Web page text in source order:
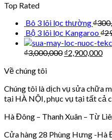
Top Rated
Bô 3 lõi lọc thường₫
Bộ 3 lõi lọc Kangaroo₫
₫3,000,000 ₫2,900,000
Về chúng tôi
Chúng tôi là dịch vụ sửa chữa
tại HÀ NỘI, phục vụ tại tất cả
Hà Đông – Thanh Xuân – Từ
Cửa hàng 28 Phùng Hưng -Hà